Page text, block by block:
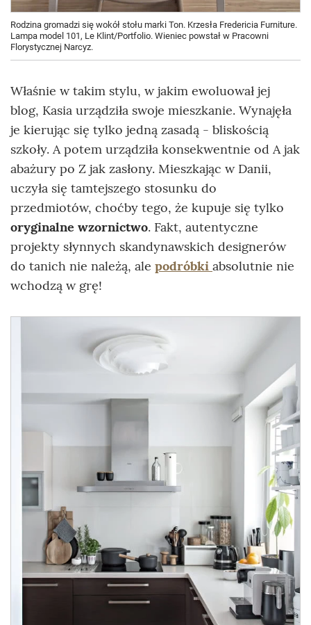
Rodzina gromadzi się wokół stołu marki Ton. Krzesła Fredericia Furniture.
Lampa model 101, Le Klint/Portfolio. Wieniec powstał w Pracowni
Florystycznej Narcyz.
Właśnie w takim stylu, w jakim ewoluował jej
blog, Kasia urządziła swoje mieszkanie. Wynajęła
je kierując się tylko jedną zasadą - bliskością
szkoły. A potem urządziła konsekwentnie od A jak
abażury po Z jak zasłony. Mieszkając w Danii,
uczyła się tamtejszego stosunku do
przedmiotów, choćby tego, że kupuje się tylko
oryginalne wzornictwo. Fakt, autentyczne
projekty słynnych skandynawskich designerów
do tanich nie należą, ale podróbki absolutnie nie
wchodzą w grę!